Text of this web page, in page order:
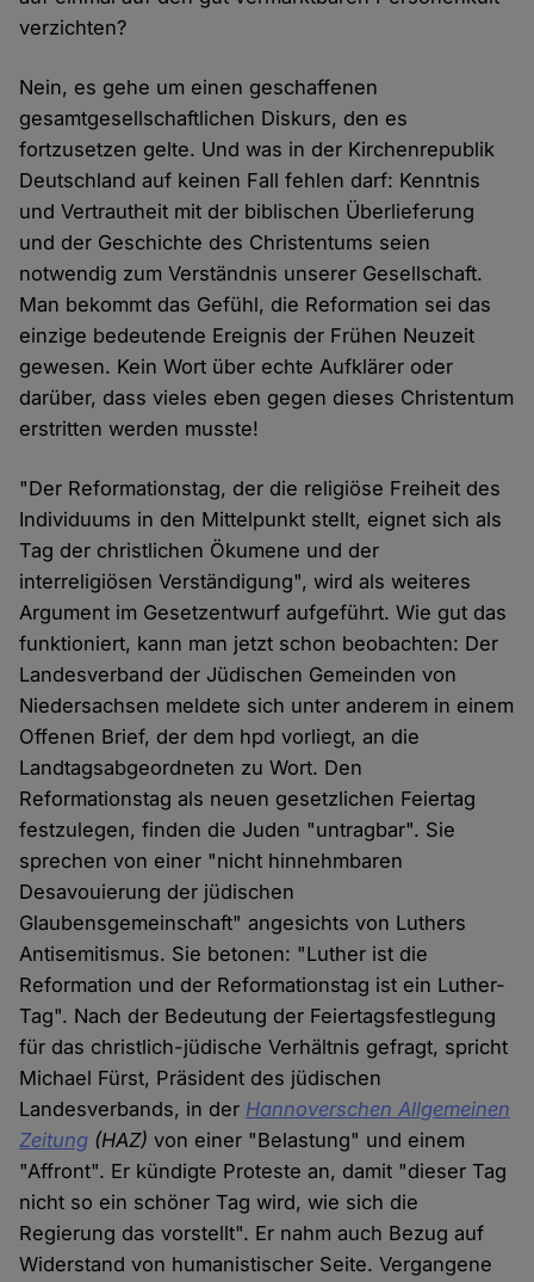
verzichten?
Nein, es gehe um einen geschaffenen
gesamtgesellschaftlichen Diskurs, den es
fortzusetzen gelte. Und was in der Kirchenrepublik
Deutschland auf keinen Fall fehlen darf: Kenntnis
und Vertrautheit mit der biblischen Überlieferung
und der Geschichte des Christentums seien
notwendig zum Verständnis unserer Gesellschaft.
Man bekommt das Gefühl, die Reformation sei das
einzige bedeutende Ereignis der Frühen Neuzeit
gewesen. Kein Wort über echte Aufklärer oder
darüber, dass vieles eben gegen dieses Christentum
erstritten werden musste!
"Der Reformationstag, der die religiöse Freiheit des
Individuums in den Mittelpunkt stellt, eignet sich als
Tag der christlichen Ökumene und der
interreligiösen Verständigung", wird als weiteres
Argument im Gesetzentwurf aufgeführt. Wie gut das
funktioniert, kann man jetzt schon beobachten: Der
Landesverband der Jüdischen Gemeinden von
Niedersachsen meldete sich unter anderem in einem
Offenen Brief, der dem hpd vorliegt, an die
Landtagsabgeordneten zu Wort. Den
Reformationstag als neuen gesetzlichen Feiertag
festzulegen, finden die Juden "untragbar". Sie
sprechen von einer "nicht hinnehmbaren
Desavouierung der jüdischen
Glaubensgemeinschaft" angesichts von Luthers
Antisemitismus. Sie betonen: "Luther ist die
Reformation und der Reformationstag ist ein Luther-
Tag". Nach der Bedeutung der Feiertagsfestlegung
für das christlich-jüdische Verhältnis gefragt, spricht
Michael Fürst, Präsident des jüdischen
Landesverbands, in der Hannoverschen Allgemeinen
Zeitung (HAZ) von einer "Belastung" und einem
"Affront". Er kündigte Proteste an, damit "dieser Tag
nicht so ein schöner Tag wird, wie sich die
Regierung das vorstellt". Er nahm auch Bezug auf
Widerstand von humanistischer Seite. Vergangene